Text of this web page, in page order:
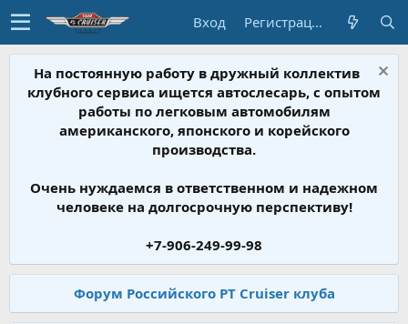
Вход Регистрация
На постоянную работу в дружный коллектив
клубного сервиса ищется автослесарь, с опытом
работы по легковым автомобилям
американского, японского и корейского
производства.
Очень нуждаемся в ответственном и надежном
человеке на долгосрочную перспективу!
+7-906-249-99-98
Форум Российского PT Cruiser клуба